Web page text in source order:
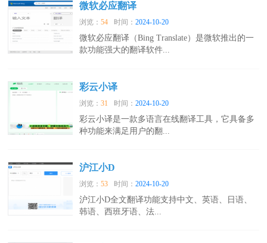
微软必应翻译
浏览：54 时间：2024-10-20
微软必应翻译（Bing Translate）是微软推出的一
款功能强大的翻译软件...
彩云小译
浏览：31 时间：2024-10-20
彩云小译是一款多语言在线翻译工具，它具备多
种功能来满足用户的翻...
沪江小D
浏览：53 时间：2024-10-20
沪江小D全文翻译功能支持中文、英语、日语、
韩语、西班牙语、法...